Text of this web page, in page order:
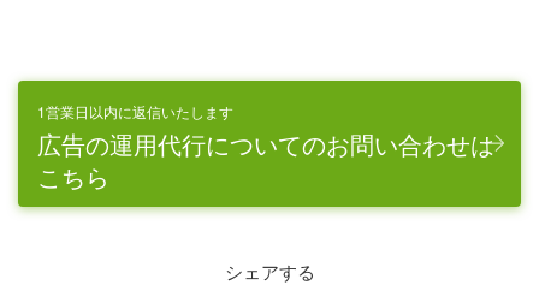
1営業日以内に返信いたします
広告の運用代行についてのお問い合わせは
こちら
シェアする